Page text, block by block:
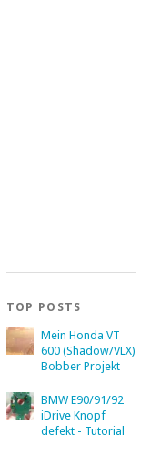
TOP POSTS
Mein Honda VT
600 (Shadow/VLX)
Bobber Projekt
BMW E90/91/92
iDrive Knopf
defekt - Tutorial